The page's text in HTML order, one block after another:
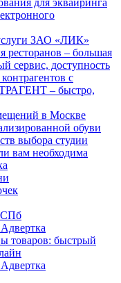
ЗАО «ЛИК»
ресторанов – большая
сервис, доступность
с
– быстро,
в Москве
обуви
выбора студии
вам необходима
СПб
товаров: быстрый